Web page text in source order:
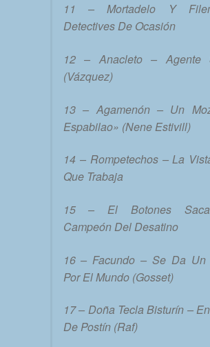
11 – Mortadelo Y
Detectives De Ocasión
12 – Anacleto – Agente
(Vázquez)
13 – Agamenón – Un
Espabilao» (Nene Estivill)
14 – Rompetechos – La
Que Trabaja
15 – El Botones
Campeón Del Desatino
16 – Facundo – Se Da Un
Por El Mundo (Gosset)
17 – Doña Tecla Bisturín –
De Postín (Raf)